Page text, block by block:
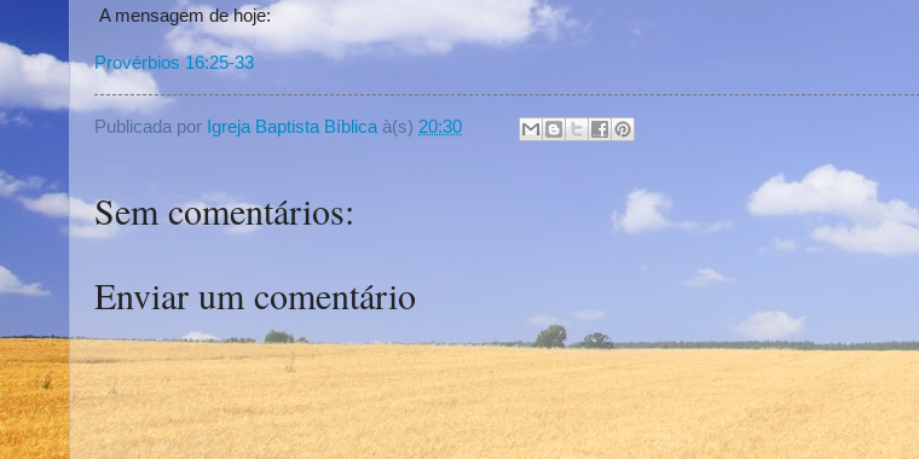
A mensagem de hoje:
Provérbios 16:25-33
Publicada por Igreja Baptista Bíblica à(s) 20:30
Sem comentários:
Enviar um comentário